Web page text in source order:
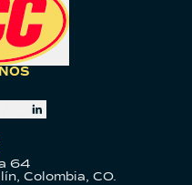
64
Colombia, CO.